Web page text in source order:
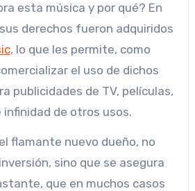
esta música y por qué? En
derechos fueron adquiridos
, lo que les permite, como
el uso de dichos
publicidades de TV, películas,
de otros usos.
flamante nuevo dueño, no
sino que se asegura
que en muchos casos